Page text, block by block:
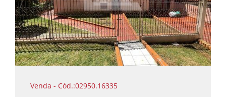
Venda - Cód.:02950.16335